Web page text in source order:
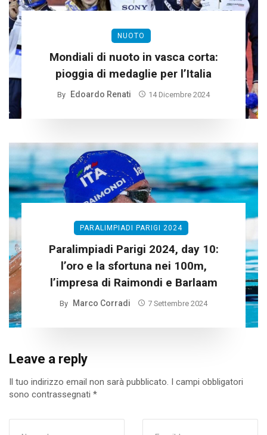
NUOTO
Mondiali di nuoto in vasca corta:
pioggia di medaglie per l’Italia
By Edoardo Renati 14 Dicembre 2024
PARALIMPIADI PARIGI 2024
Paralimpiadi Parigi 2024, day 10:
l’oro e la sfortuna nei 100m,
l’impresa di Raimondi e Barlaam
By Marco Corradi 7 Settembre 2024
Leave a reply
Il tuo indirizzo email non sarà pubblicato. I campi obbligatori
sono contrassegnati *